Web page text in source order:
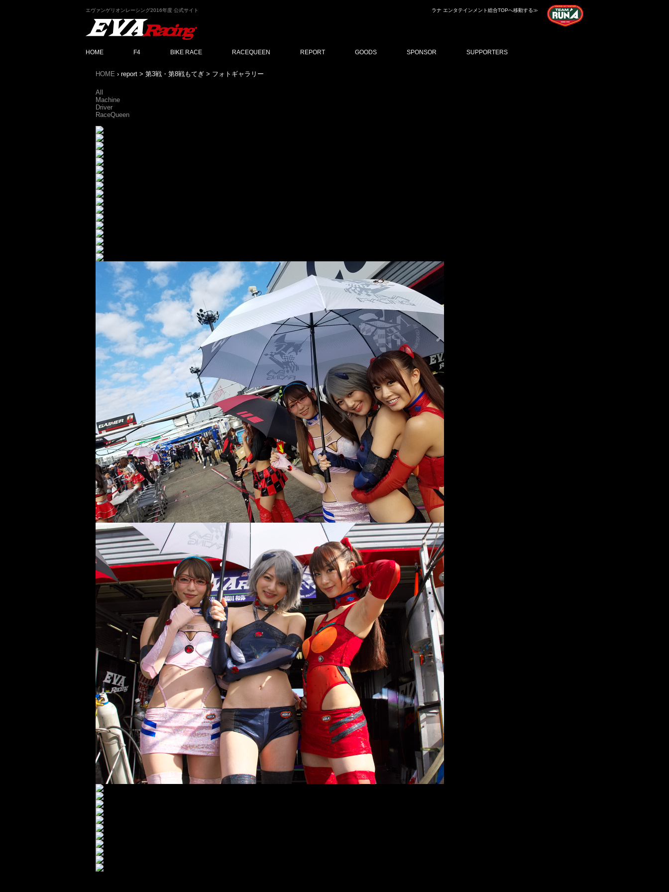
エヴァンゲリオンレーシング2016年度 公式サイト ラナ エンタテインメント総合TOPへ移動する≫
HOME F4 BIKE RACE RACEQUEEN REPORT GOODS SPONSOR SUPPORTERS
HOME report > 第3戦・第8戦もてぎ > フォトギャラリー
All
Machine
Driver
RaceQueen